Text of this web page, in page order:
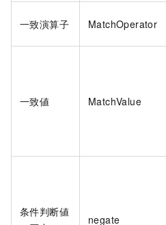
一致演算子 MatchOperator
一致値 MatchValue
条件判断値
negate